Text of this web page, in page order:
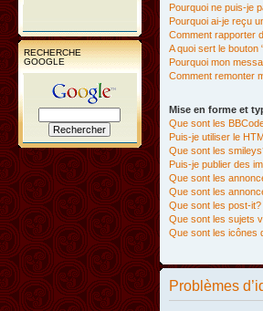
RECHERCHE
GOOGLE
Pourquoi ne puis-je
Pourquoi ai-je reçu
Comment rapporter
A quoi sert le bouton
Pourquoi mon
Comment remonter
Mise en forme et
Que sont les
Puis-je utiliser le
Que sont les
Puis-je publier des
Que sont les
Que sont les
Que sont les post-it?
Que sont les sujets
Que sont les icônes
Problèmes